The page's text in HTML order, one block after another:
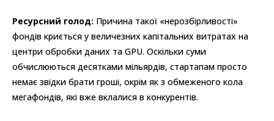
Ресурсний голод: Причина такої «нерозбірливості»
фондів криється у величезних капітальних витратах на
центри обробки даних та GPU. Оскільки суми
обчислюються десятками мільярдів, стартапам просто
немає звідки брати гроші, окрім як з обмеженого кола
мегафондів, які вже вклалися в конкурентів.